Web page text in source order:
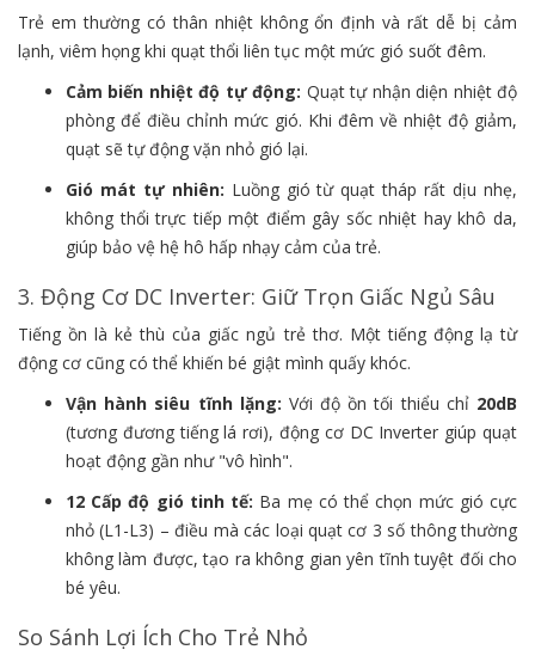
Trẻ em thường có thân nhiệt không ổn định và rất dễ bị cảm
lạnh, viêm họng khi quạt thổi liên tục một mức gió suốt đêm.
Cảm biến nhiệt độ tự động: Quạt tự nhận diện nhiệt độ
phòng để điều chỉnh mức gió. Khi đêm về nhiệt độ giảm,
quạt sẽ tự động vặn nhỏ gió lại.
Gió mát tự nhiên: Luồng gió từ quạt tháp rất dịu nhẹ,
không thổi trực tiếp một điểm gây sốc nhiệt hay khô da,
giúp bảo vệ hệ hô hấp nhạy cảm của trẻ.
3. Động Cơ DC Inverter: Giữ Trọn Giấc Ngủ Sâu
Tiếng ồn là kẻ thù của giấc ngủ trẻ thơ. Một tiếng động lạ từ
động cơ cũng có thể khiến bé giật mình quấy khóc.
Vận hành siêu tĩnh lặng: Với độ ồn tối thiểu chỉ 20dB
(tương đương tiếng lá rơi), động cơ DC Inverter giúp quạt
hoạt động gần như "vô hình".
12 Cấp độ gió tinh tế: Ba mẹ có thể chọn mức gió cực
nhỏ (L1-L3) – điều mà các loại quạt cơ 3 số thông thường
không làm được, tạo ra không gian yên tĩnh tuyệt đối cho
bé yêu.
So Sánh Lợi Ích Cho Trẻ Nhỏ